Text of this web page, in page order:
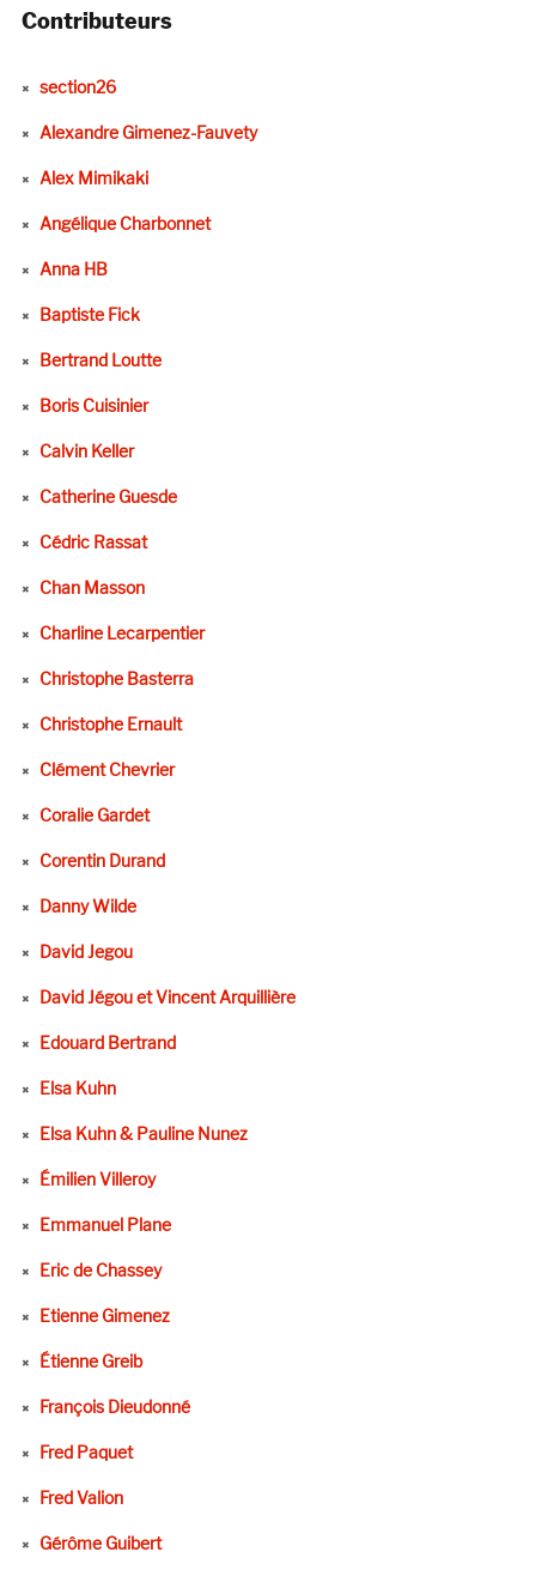
Contributeurs
section26
Alexandre Gimenez-Fauvety
Alex Mimikaki
Angélique Charbonnet
Anna HB
Baptiste Fick
Bertrand Loutte
Boris Cuisinier
Calvin Keller
Catherine Guesde
Cédric Rassat
Chan Masson
Charline Lecarpentier
Christophe Basterra
Christophe Ernault
Clément Chevrier
Coralie Gardet
Corentin Durand
Danny Wilde
David Jegou
David Jégou et Vincent Arquillière
Edouard Bertrand
Elsa Kuhn
Elsa Kuhn & Pauline Nunez
Émilien Villeroy
Emmanuel Plane
Eric de Chassey
Etienne Gimenez
Étienne Greib
François Dieudonné
Fred Paquet
Fred Valion
Gérôme Guibert